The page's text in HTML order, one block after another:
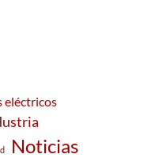
eléctricos
Noticias